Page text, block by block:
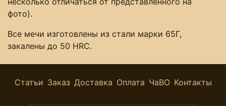
фото).
Все мечи изготовлены из стали марки 65Г,
закалены до 50 HRC.
Статьи Заказ Доставка Оплата ЧаВО Контакты